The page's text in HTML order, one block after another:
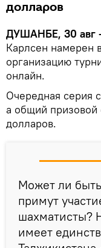
долларов
ДУШАНБЕ, 30 авг
Карлсен намерен
организацию
онлайн.
Очередная серия
а общий призовой
долларов.
Может ли
примут
шахматисты?
имеет